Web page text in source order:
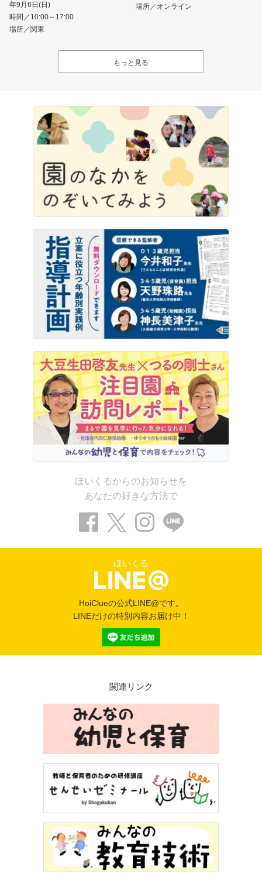
年9月6日(日)
時間／10:00～17:00
場所／関東
場所／オンライン
もっと見る
ほいくるからのお知らせを
あなたの好きな方法で
ほいくる
HoiClueの公式LINE@です。
LINEだけの特別内容お届け中！
関連リンク